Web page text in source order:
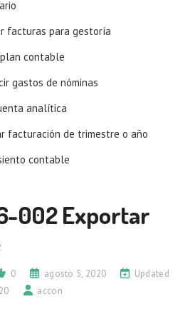
facturas para gestoría
contable
gastos de nóminas
analítica
facturación de trimestre o año
contable
002 Exportar
0 agosto 5, 2020
Updated
accon